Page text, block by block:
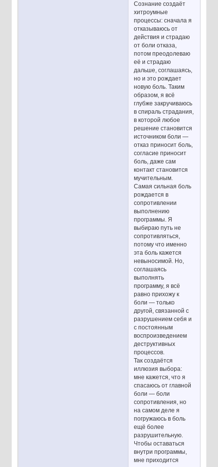
Сознание создаёт
хитроумные
процессы: сначала я
отказываюсь от
действия и страдаю
от боли отказа,
потом преодолеваю
её и страдаю
дальше, соглашаясь,
но и это рождает
новую боль. Таким
образом, я всё
глубже закручиваюсь
в спираль страдания,
в которой любое
решение становится
источником боли —
отказ приносит боль,
согласие приносит
боль, даже сам
контакт становится
мучительным.
Самая сильная боль
рождается в
сопротивлении
выполнению
программы. Я
выбираю путь не
сопротивляться,
потому что именно
эта боль кажется
невыносимой. Но,
соглашаясь
выполнять
программу, я всё
равно прихожу к
боли — только
другой, связанной с
разрушением себя и
с постоянным
воспроизведением
деструктивных
процессов.
Так создаётся
иллюзия выбора:
мне кажется, что я
спасаюсь от главной
боли — боли
сопротивления, но
на самом деле я
погружаюсь в боль
ещё более
разрушительную.
Чтобы оставаться
внутри программы,
мне приходится